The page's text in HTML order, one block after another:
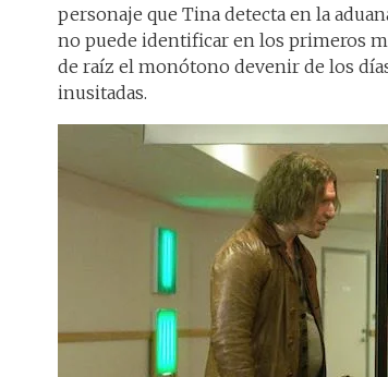
personaje que Tina detecta en la
no puede identificar en los primeros
de raíz el monótono devenir de los
inusitadas.